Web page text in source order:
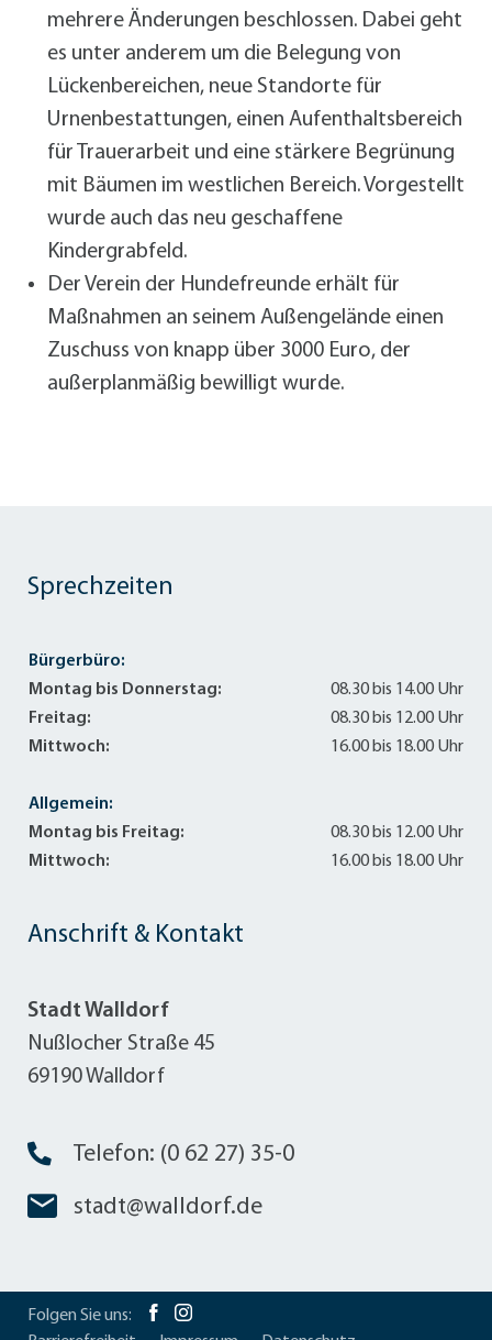
mehrere Änderungen beschlossen. Dabei geht
es unter anderem um die Belegung von
Lückenbereichen, neue Standorte für
Urnenbestattungen, einen Aufenthaltsbereich
für Trauerarbeit und eine stärkere Begrünung
mit Bäumen im westlichen Bereich. Vorgestellt
wurde auch das neu geschaffene
Kindergrabfeld.
Der Verein der Hundefreunde erhält für
Maßnahmen an seinem Außengelände einen
Zuschuss von knapp über 3000 Euro, der
außerplanmäßig bewilligt wurde.
Anschrift & Kontakt
Stadt Walldorf
Nußlocher Straße 45
69190 Walldorf
Telefon: (0 62 27) 35-0
stadt@walldorf.de
Sprechzeiten
Bürgerbüro:
Montag bis Donnerstag:
08.30 bis 14.00 Uhr
Freitag:
08.30 bis 12.00 Uhr
Mittwoch:
16.00 bis 18.00 Uhr
Allgemein:
Montag bis Freitag:
08.30 bis 12.00 Uhr
Mittwoch:
16.00 bis 18.00 Uhr
Folgen Sie uns: